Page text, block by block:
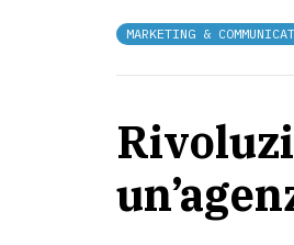
MARKETING &